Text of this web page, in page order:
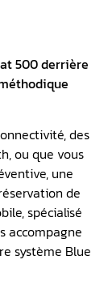
500 derrière
des
ou que vous
une
de
spécialisé
accompagne
système Blue